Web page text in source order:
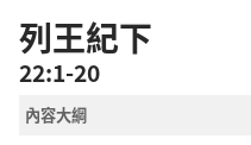
經
卷
列王紀下
22:1-20
內容大綱